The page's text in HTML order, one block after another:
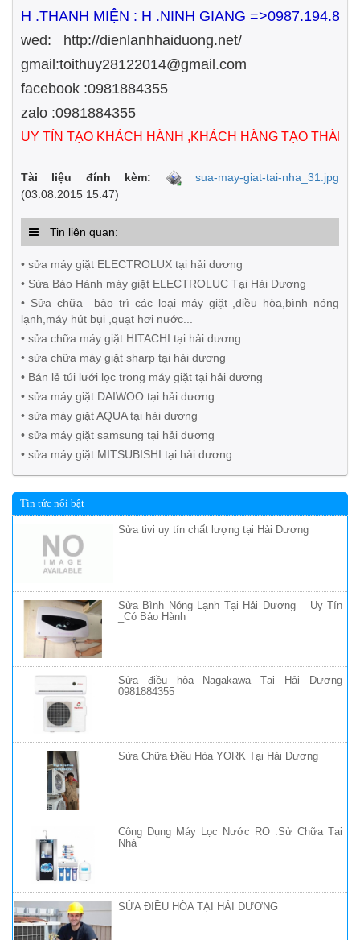
H .THANH MIỆN : H .NINH GIANG =>0987.194.833
wed: http://dienlanhhaiduong.net/
gmail:toithuy28122014@gmail.com
facebook :0981884355
zalo :0981884355
UY TÍN TẠO KHÁCH HÀNH ,KHÁCH HÀNG TẠO THÀNH
Tài liệu đính kèm:
sua-may-giat-tai-nha_31.jpg
(03.08.2015 15:47)
Tin liên quan:
• sửa máy giặt ELECTROLUX tại hải dương
• Sửa Bảo Hành máy giặt ELECTROLUC Tại Hải Dương
• Sửa chữa _bảo trì các loại máy giặt ,điều hòa,bình nóng
lạnh,máy hút bụi ,quạt hơi nước...
• sửa chữa máy giặt HITACHI tại hải dương
• sửa chữa máy giặt sharp tại hải dương
• Bán lẻ túi lưới lọc trong máy giặt tại hải dương
• sửa máy giặt DAIWOO tại hải dương
• sửa máy giặt AQUA tại hải dương
• sửa máy giặt samsung tại hải dương
• sửa máy giặt MITSUBISHI tại hải dương
Tin tức nổi bật
Sửa tivi uy tín chất lượng tại Hải Dương
Sửa Bình Nóng Lạnh Tại Hải Dương _ Uy Tín
_Có Bảo Hành
Sửa điều hòa Nagakawa Tại Hải Dương
0981884355
Sửa Chữa Điều Hòa YORK Tại Hải Dương
Công Dụng Máy Lọc Nước RO .Sử Chữa Tại
Nhà
SỬA ĐIỀU HÒA TẠI HẢI DƯƠNG